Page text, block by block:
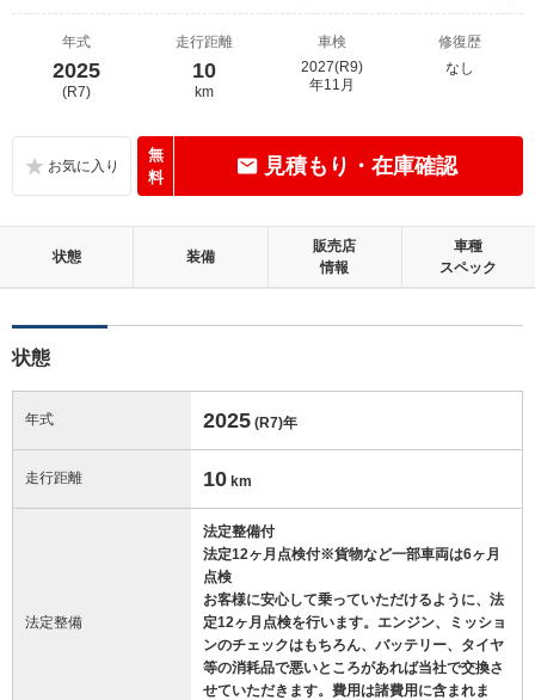
年式
2025
(R7)
走行距離
10
km
車検
2027(R9)
年11月
修復歴
なし
無
料
見積もり・在庫確認
状態 装備
販売店
情報
車種
スペック
状態
年式 2025 (R7)年
走行距離 10 km
法定整備
法定整備付
法定12ヶ月点検付※貨物など一部車両は6ヶ月
点検
お客様に安心して乗っていただけるように、法
定12ヶ月点検を行います。エンジン、ミッショ
ンのチェックはもちろん、バッテリー、タイヤ
等の消耗品で悪いところがあれば当社で交換さ
せていただきます。費用は諸費用に含まれま